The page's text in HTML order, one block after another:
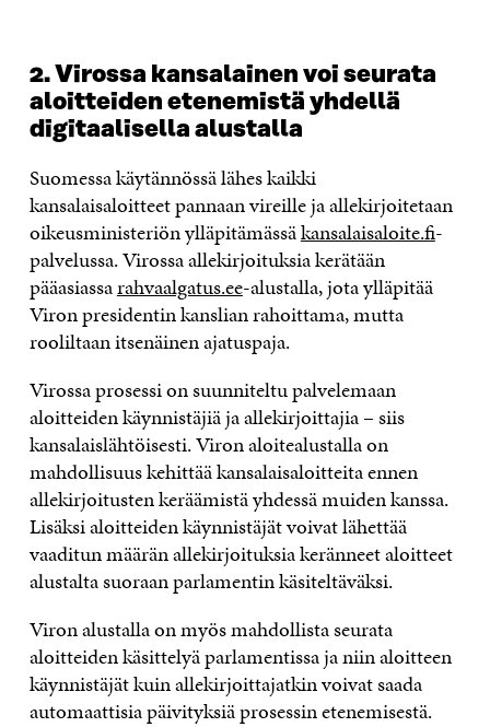
2. Virossa kansalainen voi seurata
aloitteiden etenemistä yhdellä
digitaalisella alustalla
Suomessa käytännössä lähes kaikki
kansalaisaloitteet pannaan vireille ja allekirjoitetaan
oikeusministeriön ylläpitämässäkansalaisaloite.fi-
palvelussa. Virossa allekirjoituksia kerätään
pääasiassarahvaalgatus.ee-alustalla, jota ylläpitää
Viron presidentin kanslian rahoittama, mutta
rooliltaan itsenäinen ajatuspaja.
Virossa prosessi on suunniteltu palvelemaan
aloitteiden käynnistäjiä ja allekirjoittajia – siis
kansalaislähtöisesti. Viron aloitealustalla on
mahdollisuus kehittää kansalaisaloitteita ennen
allekirjoitusten keräämistä yhdessä muiden kanssa.
Lisäksi aloitteiden käynnistäjät voivat lähettää
vaaditun määrän allekirjoituksia keränneet aloitteet
alustalta suoraan parlamentin käsiteltäväksi.
Viron alustalla on myös mahdollista seurata
aloitteiden käsittelyä parlamentissa ja niin aloitteen
käynnistäjät kuin allekirjoittajatkin voivat saada
automaattisia päivityksiä prosessin etenemisestä.